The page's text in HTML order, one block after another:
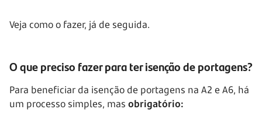
Veja como o fazer, já de seguida.
O que preciso fazer para ter isenção de portagens?
Para beneficiar da isenção de portagens na A2 e A6, há
um processo simples, mas obrigatório: